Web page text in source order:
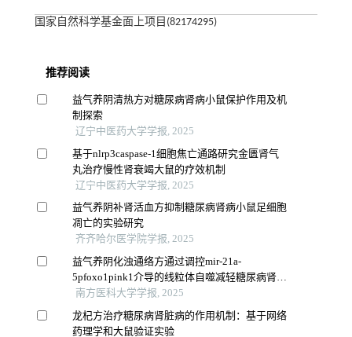
国家自然科学基金面上项目(82174295)